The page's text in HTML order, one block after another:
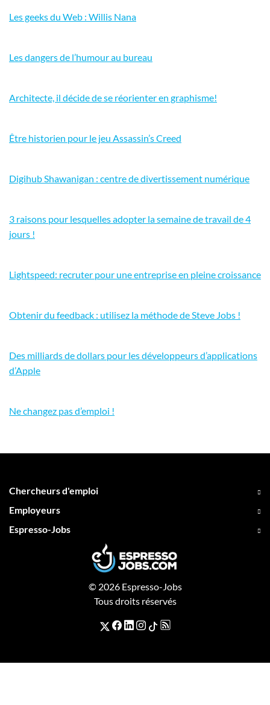
Les geeks du Web : Willis Nana
Les dangers de l’humour au bureau
Architecte, il décide de se réorienter en graphisme!
Être historien pour le jeu Assassin’s Creed
Digihub Shawanigan : centre de divertissement numérique
3 raisons pour lesquelles adopter la semaine de travail de 4
jours !
Lightspeed: recruter pour une entreprise en pleine croissance
Obtenir du feedback : utilisez la méthode de Steve Jobs !
Des milliards de dollars pour les développeurs d’applications
d’Apple
Ne changez pas d’emploi !
Chercheurs d'emploi
Employeurs
Espresso-Jobs
© 2026 Espresso-Jobs
Tous droits réservés